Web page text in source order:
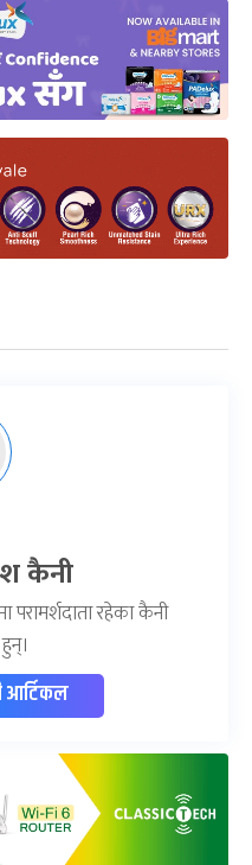
कैनी
परामर्शदाता रहेका कैनी